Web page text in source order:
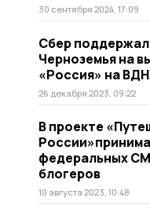
30 сентября 2024, 17:09
Сбер
Черноземья на
«Россия» на
26 декабря 2023, 09:22
В проекте
федеральных
блогеров
10 августа 2023, 10:48